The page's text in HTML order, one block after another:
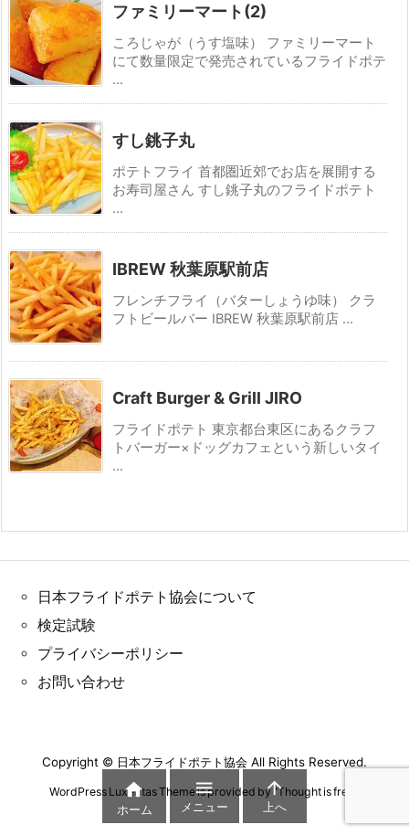
ファミリーマート(2)
ころじゃが（うす塩味） ファミリーマート
にて数量限定で発売されているフライドポテ
...
すし銚子丸
ポテトフライ 首都圏近郊でお店を展開する
お寿司屋さん すし銚子丸のフライドポテト
...
IBREW 秋葉原駅前店
フレンチフライ（バターしょうゆ味） クラ
フトビールバー IBREW 秋葉原駅前店 ...
Craft Burger & Grill JIRO
フライドポテト 東京都台東区にあるクラフ
トバーガー×ドッグカフェという新しいタイ
...
日本フライドポテト協会について
検定試験
プライバシーポリシー
お問い合わせ
Copyright © 日本フライドポテト協会 All Rights Reserved.
WordPress Luxeritas Theme is provided by "Thought is free

ホーム

メニュー

上へ